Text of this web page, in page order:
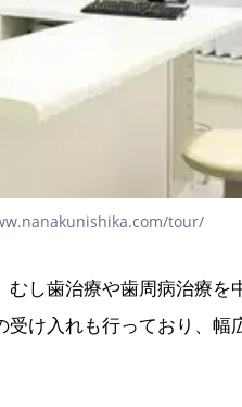
tour/
し歯治療や歯周病治療
け入れも行っており、